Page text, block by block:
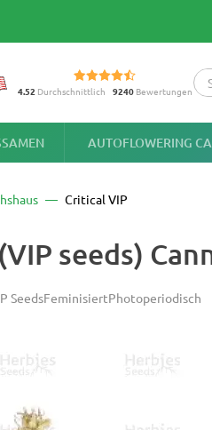
4.52 Durchschnittlich 9240Bewertungen
AUTOFLOWERING
Critical VIP
seeds)
SeedsFeminisiertPhotoperiodisch